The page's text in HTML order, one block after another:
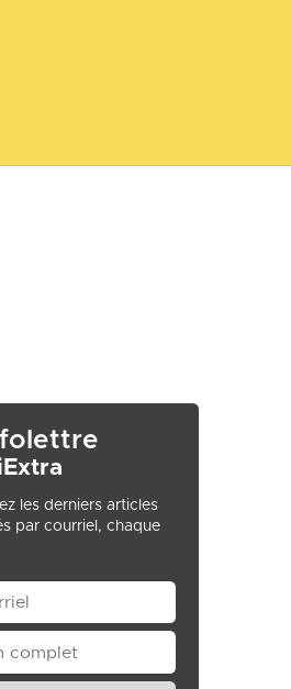
les derniers articles
par courriel, chaque